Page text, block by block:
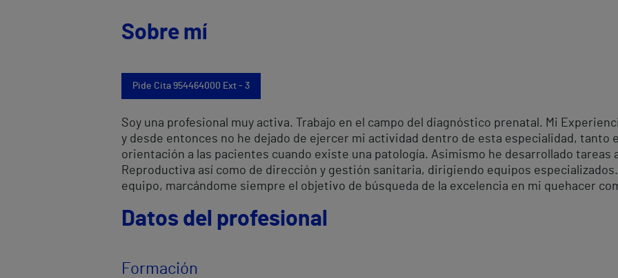
Sobre mí
Pide Cita 954464000 Ext - 3
Soy una profesional muy activa. Trabajo en el campo del diagnóstico prenatal. Mi
y desde entonces no he dejado de ejercer mi actividad dentro de esta especialidad, tanto
orientación a las pacientes cuando existe una patología. Asimismo he desarrollado tareas
Reproductiva así como de dirección y gestión sanitaria, dirigiendo equipos
equipo, marcándome siempre el objetivo de búsqueda de la excelencia en mi quehacer
Datos del profesional
Formación